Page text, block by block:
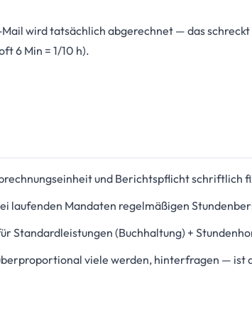
Mail wird tatsächlich abgerechnet — das
6 Min = 1/10 h).
und Berichtspflicht schriftlich
laufenden Mandaten regelmäßigen
Standardleistungen (Buchhaltung) +
viele werden, hinterfragen — ist